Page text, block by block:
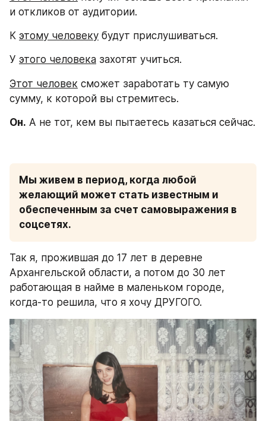
и откликов от аудитории.
К этому человеку будут прислушиваться.
У этого человека захотят учиться.
Этот человек сможет зapabотать ту самую
сумму, к которой вы стремитесь.
Он. А не тот, кем вы пытаетесь казаться сейчас.
Мы живем в период, когда любой
желающий может стать известным и
обеспеченным за счет самовыражения в
соцсетях.
Так я, прожившая до 17 лет в деревне
Архангельской области, а потом до 30 лет
работающая в найме в маленьком городе,
когда-то решила, что я хочу ДРУГОГО.